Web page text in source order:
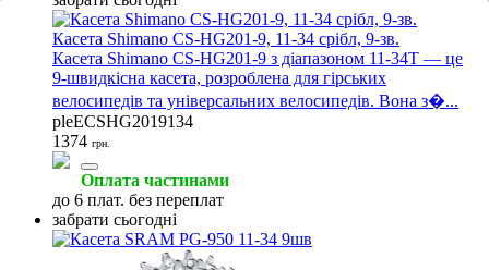
Касета Shimano CS-HG201-9, 11-34 срібл, 9-зв.
Касета Shimano CS-HG201-9 з діапазоном 11-34T — це
9-швидкісна касета, розроблена для гірських
велосипедів та універсальних велосипедів. Вона з�...
pleECSHG2019134
1374 грн.
Оплата частинами
до 6 плат. без переплат
забрати сьогодні